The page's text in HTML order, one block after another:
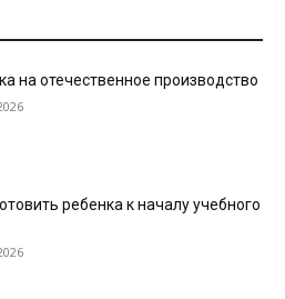
на отечественное производство
ребенка к началу учебного